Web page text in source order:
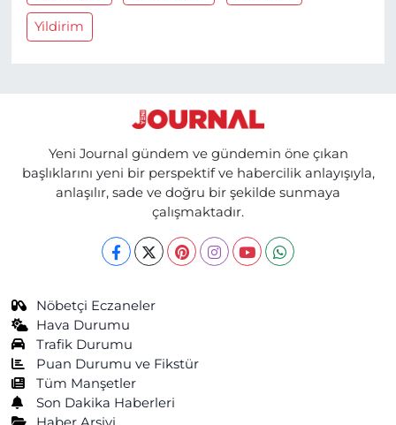
Yildirim
Yeni Journal gündem ve gündemin öne çıkan
başlıklarını yeni bir perspektif ve habercilik anlayışıyla,
anlaşılır, sade ve doğru bir şekilde sunmaya
çalışmaktadır.
Nöbetçi Eczaneler
Hava Durumu
Trafik Durumu
Puan Durumu ve Fikstür
Tüm Manşetler
Son Dakika Haberleri